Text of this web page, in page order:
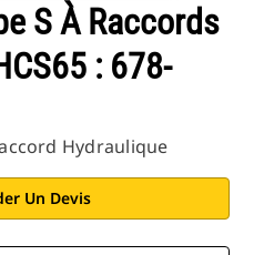
S À Raccords
: 678-
Hydraulique
Un Devis